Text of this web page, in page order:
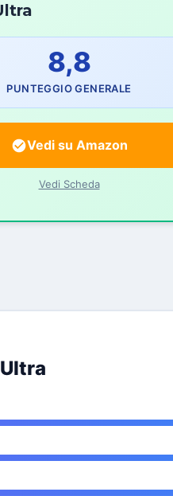
8,8
PUNTEGGIO GENERALE
Vedi su Amazon
Vedi Scheda